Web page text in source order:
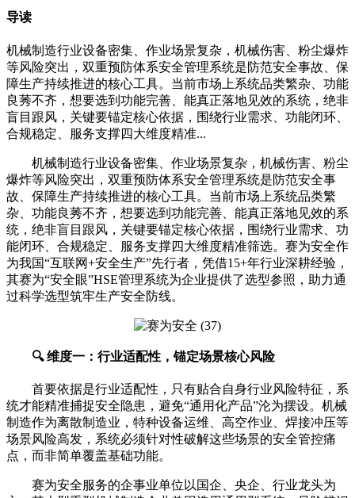
导读
机械制造行业设备密集、作业场景复杂，机械伤害、粉尘爆炸
等风险突出，双重预防体系安全管理系统是防范安全事故、保
障生产持续推进的核心工具。当前市场上系统品类繁杂、功能
良莠不齐，想要选到功能完善、能真正落地见效的系统，绝非
盲目跟风，关键要锚定核心依据，围绕行业需求、功能闭环、
合规稳定、服务支撑四大维度精准...
机械制造行业设备密集、作业场景复杂，机械伤害、粉尘
爆炸等风险突出，双重预防体系安全管理系统是防范安全事
故、保障生产持续推进的核心工具。当前市场上系统品类繁
杂、功能良莠不齐，想要选到功能完善、能真正落地见效的系
统，绝非盲目跟风，关键要锚定核心依据，围绕行业需求、功
能闭环、合规稳定、服务支撑四大维度精准筛选。赛为安全作
为我国“互联网+安全生产”先行者，凭借15+年行业深耕经验，
其赛为“安全眼”HSE管理系统为企业提供了选型参照，助力通
过科学选型筑牢生产安全防线。
🔍 维度一：行业适配性，锚定场景核心风险
首要依据是行业适配性，只有贴合自身行业风险特征，系
统才能精准捕捉安全隐患，避免“通用化产品”沦为摆设。机械
制造作为离散制造业，特种设备运维、高空作业、焊接冲压等
场景风险高发，系统必须针对性破解这些场景的安全管控痛
点，而非简单覆盖基础功能。
赛为安全服务的企事业单位以国企、央企、行业龙头为